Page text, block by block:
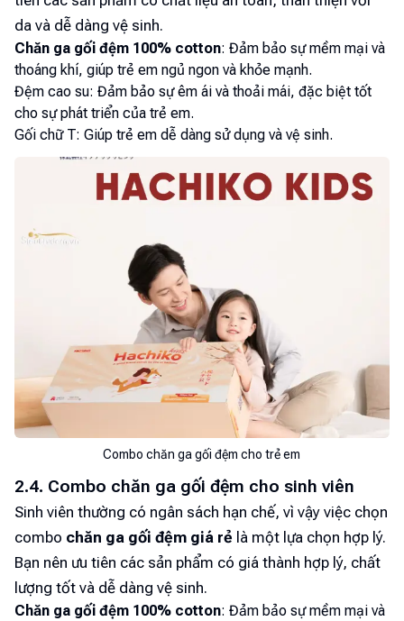
da và dễ dàng vệ sinh.
Chăn ga gối đệm 100% cotton: Đảm bảo sự mềm mại và
thoáng khí, giúp trẻ em ngủ ngon và khỏe mạnh.
Đệm cao su: Đảm bảo sự êm ái và thoải mái, đặc biệt tốt
cho sự phát triển của trẻ em.
Gối chữ T: Giúp trẻ em dễ dàng sử dụng và vệ sinh.
Combo chăn ga gối đệm cho trẻ em
2.4. Combo chăn ga gối đệm cho sinh viên
Sinh viên thường có ngân sách hạn chế, vì vậy việc chọn
combo chăn ga gối đệm giá rẻ là một lựa chọn hợp lý.
Bạn nên ưu tiên các sản phẩm có giá thành hợp lý, chất
lượng tốt và dễ dàng vệ sinh.
Chăn ga gối đệm 100% cotton: Đảm bảo sự mềm mại và